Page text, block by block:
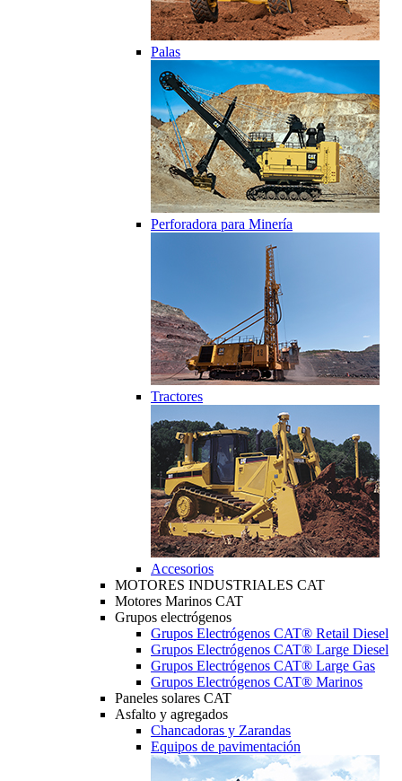
Palas
Perforadora para Minería
Tractores
Accesorios
MOTORES INDUSTRIALES CAT
Motores Marinos CAT
Grupos electrógenos
Grupos Electrógenos CAT® Retail Diesel
Grupos Electrógenos CAT® Large Diesel
Grupos Electrógenos CAT® Large Gas
Grupos Electrógenos CAT® Marinos
Paneles solares CAT
Asfalto y agregados
Chancadoras y Zarandas
Equipos de pavimentación